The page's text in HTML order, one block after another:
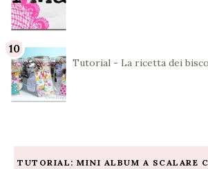
Tutorial - La ricetta dei
TUTORIAL: MINI ALBUM A SCALARE